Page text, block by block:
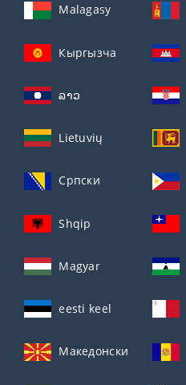
Malagasy
Кыргызча
ລາວ
Lietuvių
Српски
Shqip
Magyar
eesti keel
Македонски